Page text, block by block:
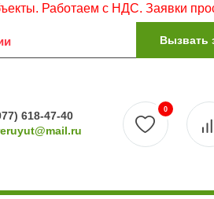
с НДС. Заявки просьба
Вызвать
618-47-40
0